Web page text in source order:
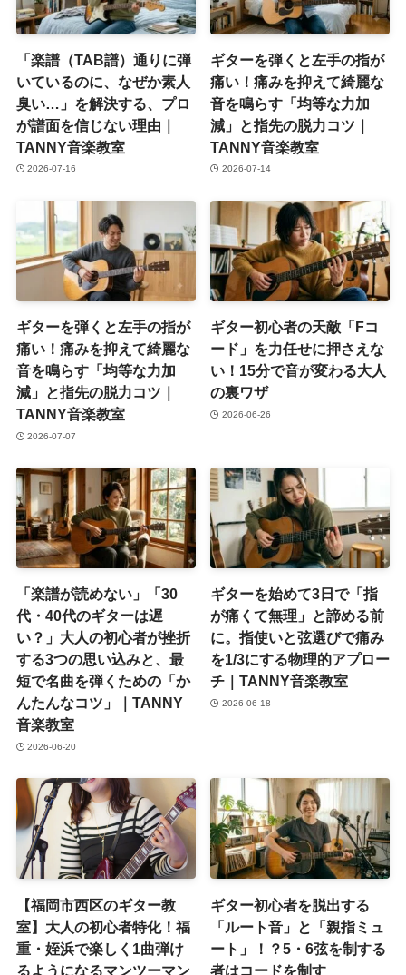
「楽譜（TAB譜）通りに弾
いているのに、なぜか素人
臭い…」を解決する、プロ
が譜面を信じない理由｜
TANNY音楽教室
2026-07-16
ギターを弾くと左手の指が
痛い！痛みを抑えて綺麗な
音を鳴らす「均等な力加
減」と指先の脱力コツ｜
TANNY音楽教室
2026-07-14
ギターを弾くと左手の指が
痛い！痛みを抑えて綺麗な
音を鳴らす「均等な力加
減」と指先の脱力コツ｜
TANNY音楽教室
2026-07-07
ギター初心者の天敵「Fコ
ード」を力任せに押さえな
い！15分で音が変わる大人
の裏ワザ
2026-06-26
「楽譜が読めない」「30
代・40代のギターは遅
い？」大人の初心者が挫折
する3つの思い込みと、最
短で名曲を弾くための「か
んたんなコツ」｜TANNY
音楽教室
2026-06-20
ギターを始めて3日で「指
が痛くて無理」と諦める前
に。指使いと弦選びで痛み
を1/3にする物理的アプロー
チ｜TANNY音楽教室
2026-06-18
【福岡市西区のギター教
室】大人の初心者特化！福
重・姪浜で楽しく1曲弾け
るようになるマンツーマン
ギター初心者を脱出する
「ルート音」と「親指ミュ
ート」！？5・6弦を制する
者はコードを制す